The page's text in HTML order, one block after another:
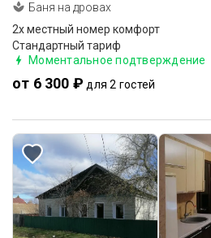
Баня на дровах
2х местный номер комфорт
Стандартный тариф
Моментальное подтверждение
от 6 300 ₽ для 2 гостей